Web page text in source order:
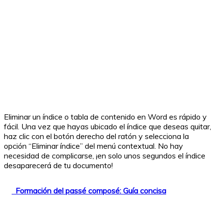
Eliminar un índice o tabla de contenido en Word es rápido y
fácil. Una vez que hayas ubicado el índice que deseas quitar,
haz clic con el botón derecho del ratón y selecciona la
opción “Eliminar índice” del menú contextual. No hay
necesidad de complicarse, ¡en solo unos segundos el índice
desaparecerá de tu documento!
Formación del passé composé: Guía concisa